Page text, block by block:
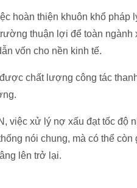
hoàn thiện khuôn khổ pháp
thuận lợi để toàn
vốn cho nền kinh tế.
chất lượng công tác
việc xử lý nợ xấu đạt tốc độ
nói chung, mà có thể còn
lên trở lại.